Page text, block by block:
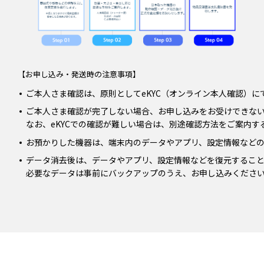
【お申し込み・発送時の注意事項】
ご本人さま確認は、原則としてeKYC（オンライン本人確認）に
ご本人さま確認が完了しない場合、お申し込みをお受けできな
なお、eKYCでの確認が難しい場合は、別途確認方法をご案内す
お預かりした機器は、端末内のデータやアプリ、設定情報など
データ消去後は、データやアプリ、設定情報などを復元するこ
必要なデータは事前にバックアップのうえ、お申し込みくださ